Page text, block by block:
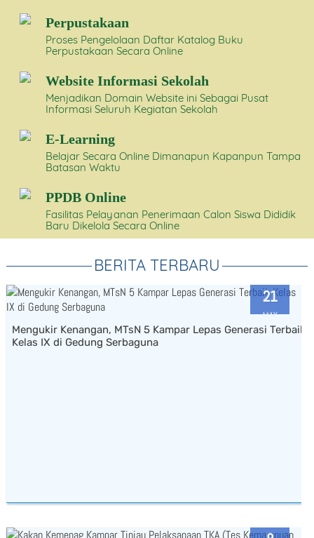
Perpustakaan
Proses Pengelolaan Daftar Katalog Buku
Perpustakaan Secara Online
Website Informasi Sekolah
Menjadikan Domain Website ini Sebagai Pusat
Informasi Seluruh Kegiatan Sekolah
E-Learning
Belajar Secara Online Dimanapun Kapanpun Tampa
Batasan Waktu
PPDB Online
Fasilitas Pelayanan Penerimaan Calon Siswa Dididik
Baru Dikelola Secara Online
BERITA TERBARU
21
MAY
2026
Mengukir Kenangan, MTsN 5 Kampar Lepas Generasi Terbaik
Kelas IX di Gedung Serbaguna